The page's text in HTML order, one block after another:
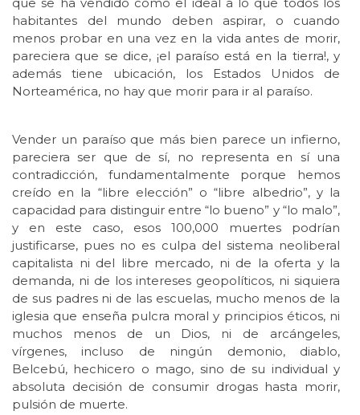
que se ha vendido como el ideal a lo que todos los
habitantes del mundo deben aspirar, o cuando
menos probar en una vez en la vida antes de morir,
pareciera que se dice, ¡el paraíso está en la tierra!, y
además tiene ubicación, los Estados Unidos de
Norteamérica, no hay que morir para ir al paraíso.
Vender un paraíso que más bien parece un infierno,
pareciera ser que de sí, no representa en sí una
contradicción, fundamentalmente porque hemos
creído en la “libre elección” o “libre albedrio”, y la
capacidad para distinguir entre “lo bueno” y “lo malo”,
y en este caso, esos 100,000 muertes podrían
justificarse, pues no es culpa del sistema neoliberal
capitalista ni del libre mercado, ni de la oferta y la
demanda, ni de los intereses geopolíticos, ni siquiera
de sus padres ni de las escuelas, mucho menos de la
iglesia que enseña pulcra moral y principios éticos, ni
muchos menos de un Dios, ni de arcángeles,
vírgenes, incluso de ningún demonio, diablo,
Belcebú, hechicero o mago, sino de su individual y
absoluta decisión de consumir drogas hasta morir,
pulsión de muerte.